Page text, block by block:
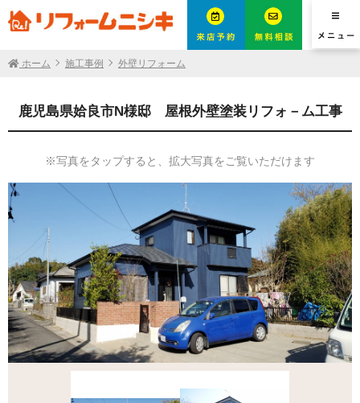
ホーム 施工事例 外壁リフォーム
鹿児島県姶良市N様邸 屋根外壁塗装リフォ－ム工事
※写真をタップすると、拡大写真をご覧いただけます